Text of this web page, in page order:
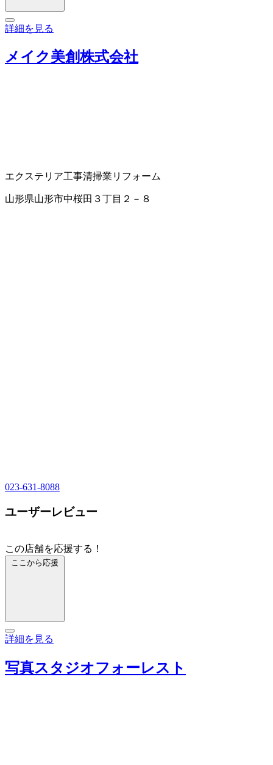
詳細を見る
メイク美創株式会社
エクステリア工事清掃業 リフォーム
山形県山形市中桜田３丁目２－８
023-631-8088
ユーザーレビュー
この店舗を応援する！
ここから応援
詳細を見る
写真スタジオフォーレスト